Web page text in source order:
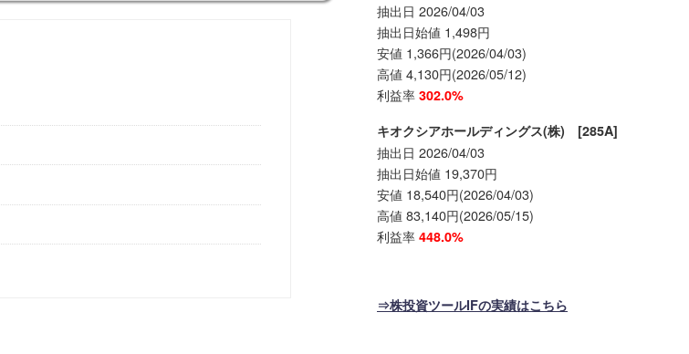
抽出日 2026/04/03
抽出日始値 1,498円
安値 1,366円(2026/04/03)
高値 4,130円(2026/05/12)
利益率 302.0%
キオクシアホールディングス(株) [285A]
抽出日 2026/04/03
抽出日始値 19,370円
安値 18,540円(2026/04/03)
高値 83,140円(2026/05/15)
利益率 448.0%
⇒株投資ツールIFの実績はこちら